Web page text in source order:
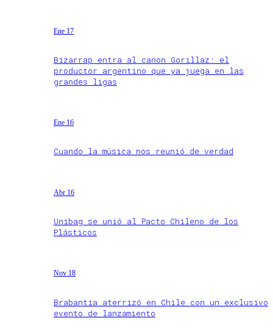
Ene 17
Bizarrap entra al canon Gorillaz: el
productor argentino que ya juega en las
grandes ligas
Ene 16
Cuando la música nos reunió de verdad
Abr 16
Unibag se unió al Pacto Chileno de los
Plásticos
Nov 18
Brabantia aterrizó en Chile con un exclusivo
evento de lanzamiento